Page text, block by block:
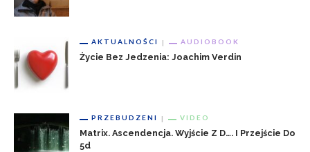
AKTUALNOŚCI AUDIOBOOK
Życie Bez Jedzenia: Joachim Verdin
PRZEBUDZENI VIDEO
Matrix. Ascendencja. Wyjście Z D…. I Przejście Do
5d